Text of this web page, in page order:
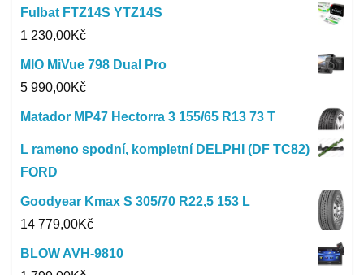
Fulbat FTZ14S YTZ14S
1 230,00Kč
MIO MiVue 798 Dual Pro
5 990,00Kč
Matador MP47 Hectorra 3 155/65 R13 73 T
L rameno spodní, kompletní DELPHI (DF TC82)
FORD
Goodyear Kmax S 305/70 R22,5 153 L
14 779,00Kč
BLOW AVH-9810